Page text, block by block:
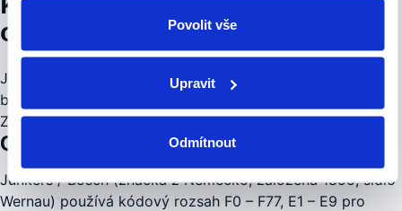
Povolit vše
Upravit
Odmítnout
opravy
Junkers / Bosch chybový kódA4
hlásí "Spaliny zpět /
blokovaný komín". Pro modely Cerapur, Cerasmart, ZWB,
ZSB modely je tento kód součástí standardní diagnostiky.
Co kód A4 znamená u Junkers / Bosch
Junkers / Bosch (značka z Německo, založena 1895, sídlo
Wernau) používá kódový rozsah F0 – F77, E1 – E9 pro